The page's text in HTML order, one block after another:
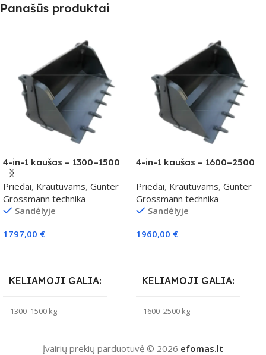
Panašūs produktai
4-in-1 kaušas – 1300–1500
kg klasei
Priedai, Krautuvams, Günter
Grossmann technika
Sandėlyje
1797,00 €
KELIAMOJI GALIA
1300–1500 kg
4-in-1 kaušas – 1600–2500
Priedai, Krautuvams, Günter
Grossmann technika
Sandėlyje
1960,00 €
KELIAMOJI GALIA
1600–2500 kg
Įvairių prekių parduotuvė © 2026 efomas.lt